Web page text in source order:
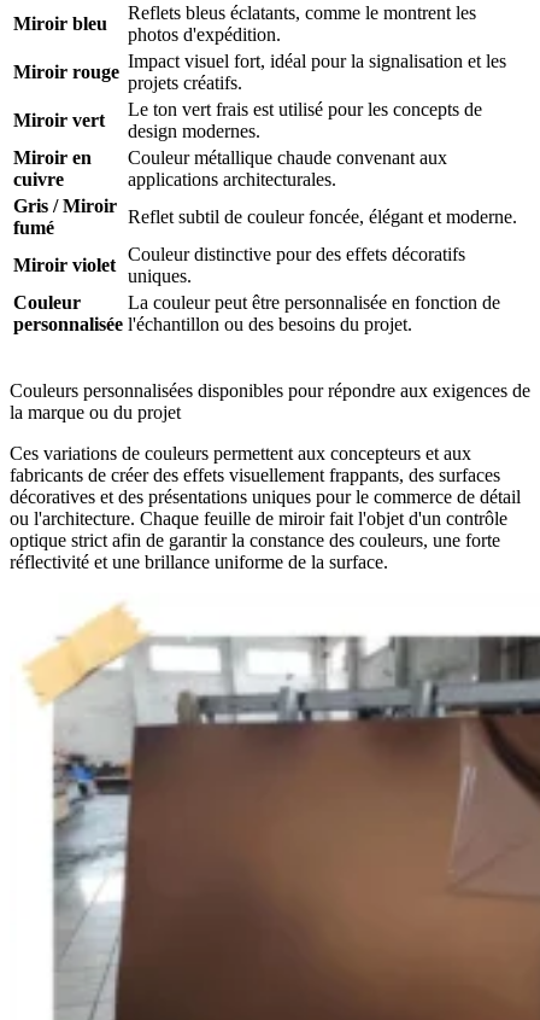
Miroir bleu
Reflets bleus éclatants, comme le montrent les
photos d'expédition.
Miroir rouge
Impact visuel fort, idéal pour la signalisation et les
projets créatifs.
Miroir vert
Le ton vert frais est utilisé pour les concepts de
design modernes.
Miroir en
cuivre
Couleur métallique chaude convenant aux
applications architecturales.
Gris / Miroir
fumé
Reflet subtil de couleur foncée, élégant et moderne.
Miroir violet
Couleur distinctive pour des effets décoratifs
uniques.
Couleur
personnalisée
La couleur peut être personnalisée en fonction de
l'échantillon ou des besoins du projet.
Couleurs personnalisées disponibles pour répondre aux exigences de
la marque ou du projet
Ces variations de couleurs permettent aux concepteurs et aux
fabricants de créer des effets visuellement frappants, des surfaces
décoratives et des présentations uniques pour le commerce de détail
ou l'architecture. Chaque feuille de miroir fait l'objet d'un contrôle
optique strict afin de garantir la constance des couleurs, une forte
réflectivité et une brillance uniforme de la surface.